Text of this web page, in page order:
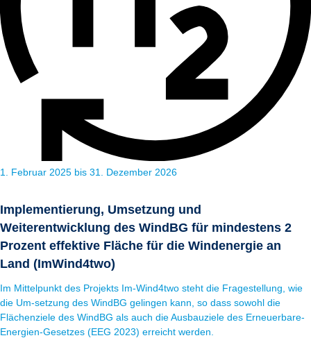
1. Februar 2025 bis 31. Dezember 2026
Implementierung, Umsetzung und
Weiterentwicklung des WindBG für mindestens 2
Prozent effektive Fläche für die Windenergie an
Land (ImWind4two)
Im Mittelpunkt des Projekts Im-Wind4two steht die Fragestellung, wie
die Um-setzung des WindBG gelingen kann, so dass sowohl die
Flächenziele des WindBG als auch die Ausbauziele des Erneuerbare-
Energien-Gesetzes (EEG 2023) erreicht werden.